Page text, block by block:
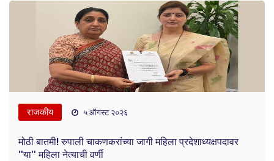
राजकीय ५ ऑगस्ट २०२६
मोठी बातमी! रुपाली चाकणकरांच्या जागी महिला प्रदेशाध्यक्षपदावर
''या'' महिला नेत्याची वर्णी